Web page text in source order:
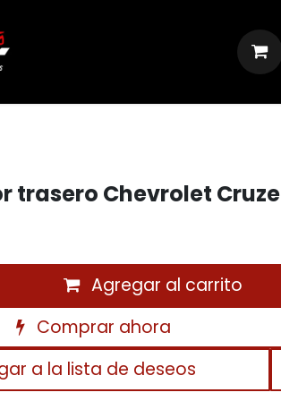
trasero Chevrolet Cruze
Agregar al carrito
Comprar ahora
a la lista de deseos